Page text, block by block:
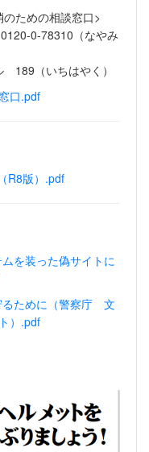
ための相談窓口>
0-78310（なやみ
（いちはやく）
口.pdf
R8版）.pdf
を装った偽サイトに
るために（警察庁 文
）.pdf